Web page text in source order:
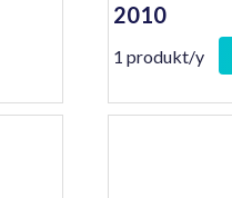
2010
1 produkt/y